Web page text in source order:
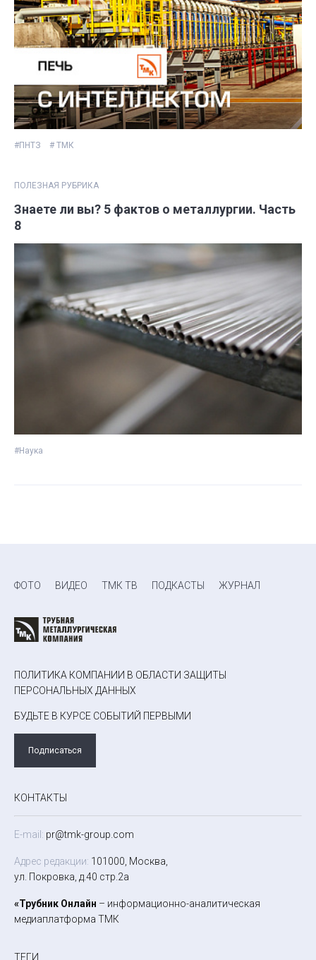
#ПНТЗ # ТМК
ПОЛЕЗНАЯ РУБРИКА
Знаете ли вы? 5 фактов о металлургии. Часть
8
#Наука
ФОТО ВИДЕО ТМК ТВ ПОДКАСТЫ ЖУРНАЛ
ПОЛИТИКА КОМПАНИИ В ОБЛАСТИ ЗАЩИТЫ
ПЕРСОНАЛЬНЫХ ДАННЫХ
БУДЬТЕ В КУРСЕ СОБЫТИЙ ПЕРВЫМИ
Подписаться
КОНТАКТЫ
E-mail: pr@tmk-group.com
Адрес редакции: 101000, Москва,
ул. Покровка, д.40 стр.2а
«Трубник Онлайн – информационно-аналитическая
медиаплатформа ТМК
ТЕГИ